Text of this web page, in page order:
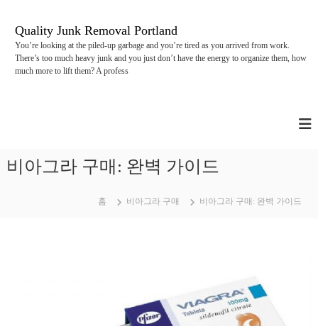
Quality Junk Removal Portland
You’re looking at the piled-up garbage and you’re tired as you arrived from work.
There’s too much heavy junk and you just don’t have the energy to organize them, how
much more to lift them? A profess
비아그라 구매: 완벽 가이드
홈 비아그라 구매 비아그라 구매: 완벽 가이드